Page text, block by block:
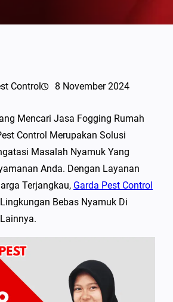
Control 8 November 2024
Mencari Jasa Fogging Rumah
Control Merupakan Solusi
Masalah Nyamuk Yang
Anda. Dengan Layanan
Terjangkau, Garda Pest Control
Bebas Nyamuk Di